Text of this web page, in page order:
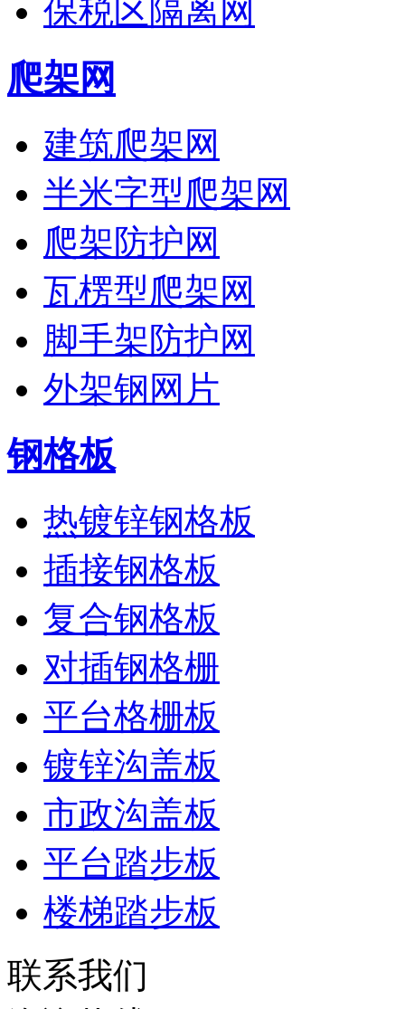
保税区隔离网
爬架网
建筑爬架网
半米字型爬架网
爬架防护网
瓦楞型爬架网
脚手架防护网
外架钢网片
钢格板
热镀锌钢格板
插接钢格板
复合钢格板
对插钢格栅
平台格栅板
镀锌沟盖板
市政沟盖板
平台踏步板
楼梯踏步板
联系我们